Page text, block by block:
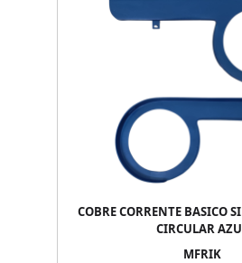
COBRE CORRENTE BASICO
CIRCULAR
MFRIK